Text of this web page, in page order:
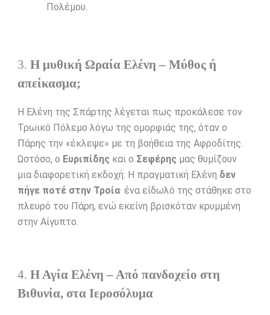
Πολέμου.
3. Η μυθική Ωραία Ελένη – Μύθος ή
απείκασμα;
Η Ελένη της Σπάρτης λέγεται πως προκάλεσε τον
Τρωικό Πόλεμο λόγω της ομορφιάς της, όταν ο
Πάρης την «έκλεψε» με τη βοήθεια της Αφροδίτης.
Ωστόσο, ο Ευριπίδης και ο Σεφέρης μας θυμίζουν
μια διαφορετική εκδοχή: Η πραγματική Ελένη δεν
πήγε ποτέ στην Τροία· ένα είδωλό της στάθηκε στο
πλευρό του Πάρη, ενώ εκείνη βρισκόταν κρυμμένη
στην Αίγυπτο.
4. Η Αγία Ελένη – Από πανδοχείο στη
Βιθυνία, στα Ιεροσόλυμα